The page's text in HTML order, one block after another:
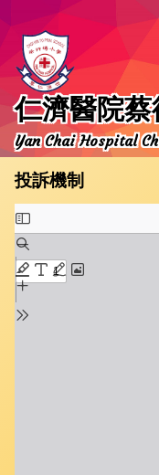
仁濟醫院
Yan Chai Hospital
投訴機制